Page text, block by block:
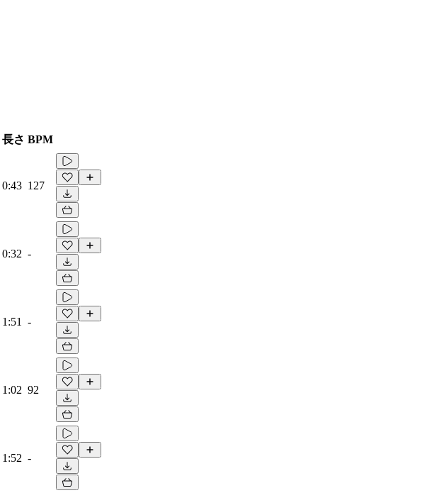
長さ BPM
0:43 127
0:32 -
1:51 -
1:02 92
1:52 -